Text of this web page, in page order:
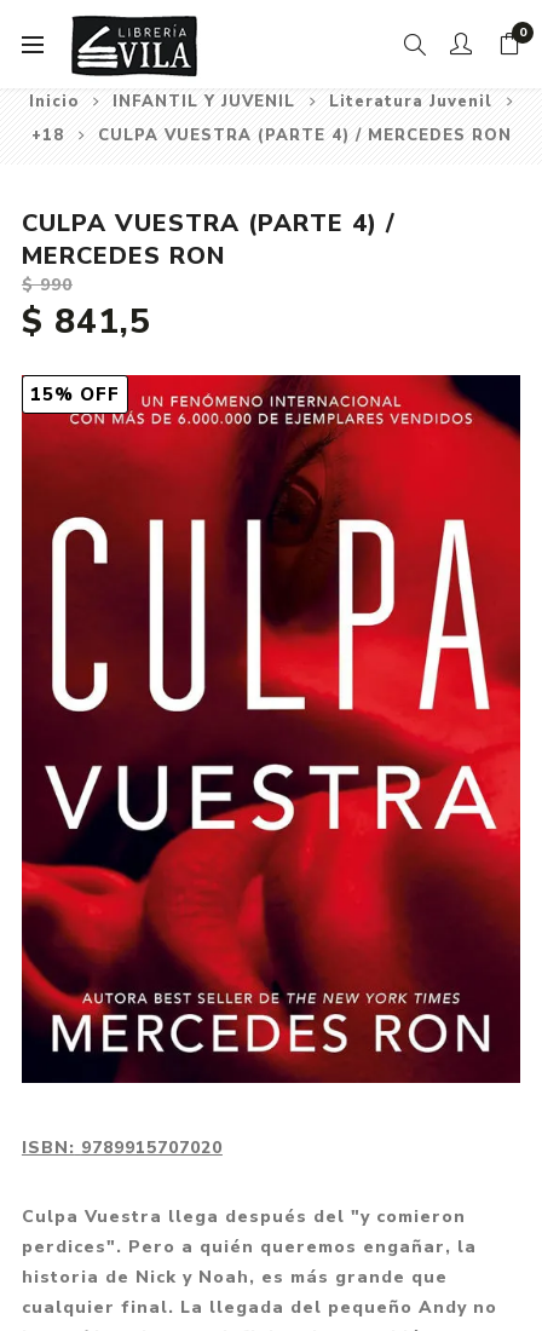
0
Inicio INFANTIL Y JUVENIL
Literatura Juvenil
+18
CULPA VUESTRA (PARTE 4) / MERCEDES RON
15% OFF
CULPA VUESTRA (PARTE 4) /
MERCEDES RON
$ 990
$ 841,5
ISBN: 9789915707020
Culpa Vuestra llega después del "y comieron
perdices". Pero a quién queremos engañar, la
historia de Nick y Noah, es más grande que
cualquier final. La llegada del pequeño Andy no